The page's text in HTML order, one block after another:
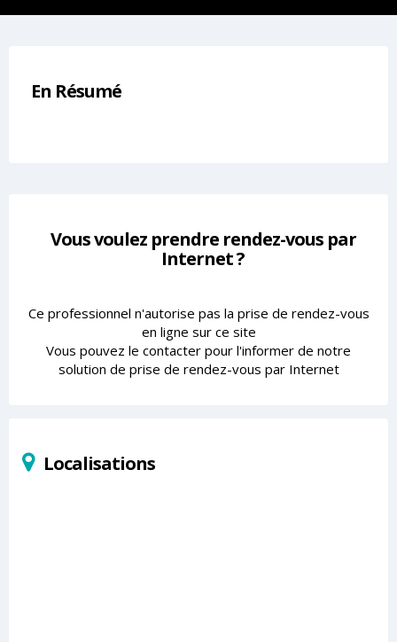
En Résumé
Vous voulez prendre rendez-vous par
Internet ?
Ce professionnel n'autorise pas la prise de rendez-vous
en ligne sur ce site
Vous pouvez le contacter pour l'informer de notre
solution de prise de rendez-vous par Internet
Localisations